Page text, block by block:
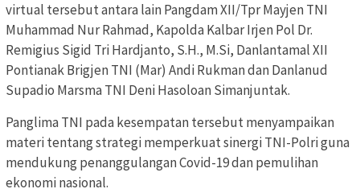
virtual tersebut antara lain Pangdam XII/Tpr Mayjen TNI
Muhammad Nur Rahmad, Kapolda Kalbar Irjen Pol Dr.
Remigius Sigid Tri Hardjanto, S.H., M.Si, Danlantamal XII
Pontianak Brigjen TNI (Mar) Andi Rukman dan Danlanud
Supadio Marsma TNI Deni Hasoloan Simanjuntak.
Panglima TNI pada kesempatan tersebut menyampaikan
materi tentang strategi memperkuat sinergi TNI-Polri guna
mendukung penanggulangan Covid-19 dan pemulihan
ekonomi nasional.